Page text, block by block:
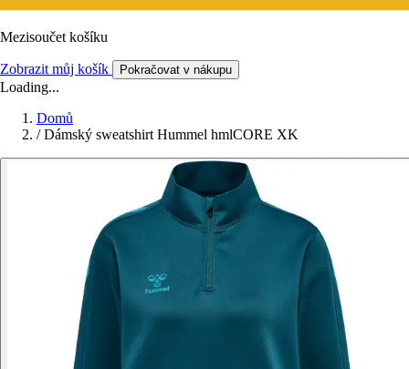
Mezisoučet košíku
Zobrazit můj košík Pokračovat v nákupu
Loading...
Domů
/ Dámský sweatshirt Hummel hmlCORE XK